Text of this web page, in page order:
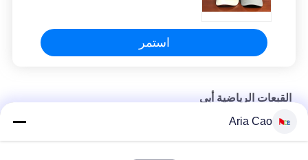
استمر
القبعات الرياضية أبي
قبعة بيسبول برسمة أبي أسود سادة
Aria Cao